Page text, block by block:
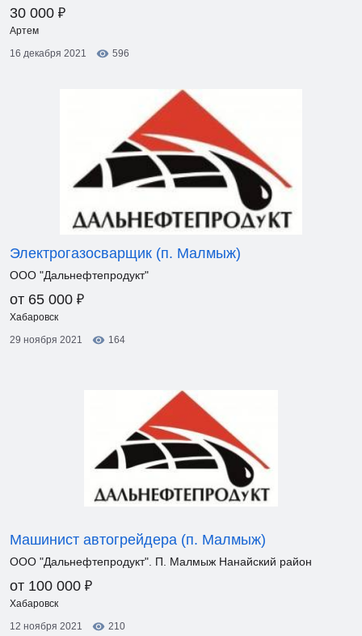
30 000 ₽
Артем
16 декабря 2021
596
Электрогазосварщик (п. Малмыж)
ООО "Дальнефтепродукт"
от 65 000 ₽
Хабаровск
29 ноября 2021
164
Машинист автогрейдера (п. Малмыж)
ООО "Дальнефтепродукт". П. Малмыж Нанайский район
от 100 000 ₽
Хабаровск
12 ноября 2021
210